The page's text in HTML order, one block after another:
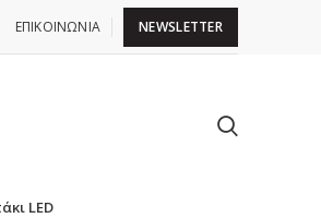
ΕΠΙΚΟΙΝΩΝΙΑ NEWSLETTER
LED